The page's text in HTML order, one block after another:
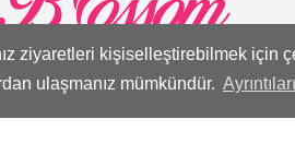
kişiselleştirebilmek için
ulaşmanız mümkündür.